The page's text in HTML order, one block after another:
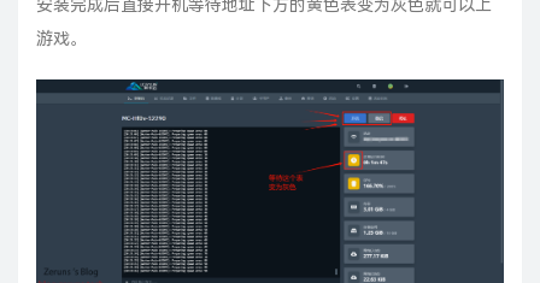
安装完成后直接开机等待地址下方的黄色表变为灰色就可以上
游戏。